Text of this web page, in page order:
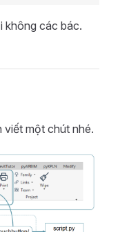
không các bác.
viết một chút nhé.